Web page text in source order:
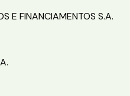
E FINANCIAMENTOS S.A.